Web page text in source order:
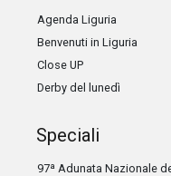
Agenda Liguria
Benvenuti in Liguria
Close UP
Derby del lunedì
Speciali
97ª Adunata Nazionale